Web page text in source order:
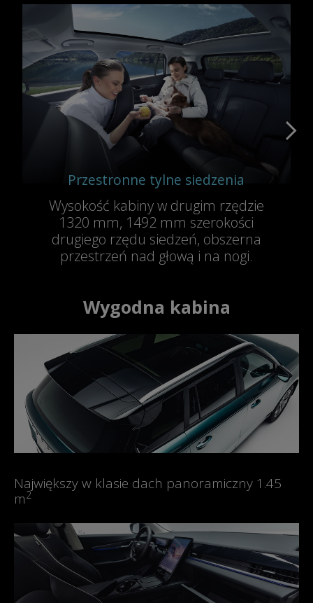
Przestronne tylne siedzenia
Wysokość kabiny w drugim rzędzie
1320 mm, 1492 mm szerokości
drugiego rzędu siedzeń, obszerna
przestrzeń nad głową i na nogi.
Wygodna kabina
Największy w klasie dach panoramiczny 1.45
m2